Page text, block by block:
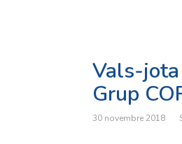
Vals-
Grup
30 novembre 2018